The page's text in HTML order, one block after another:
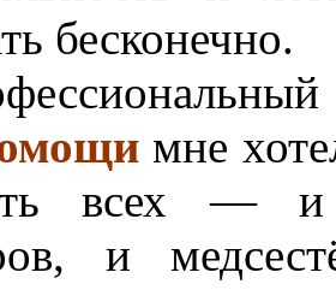
бесконечно.
мне
всех —
и